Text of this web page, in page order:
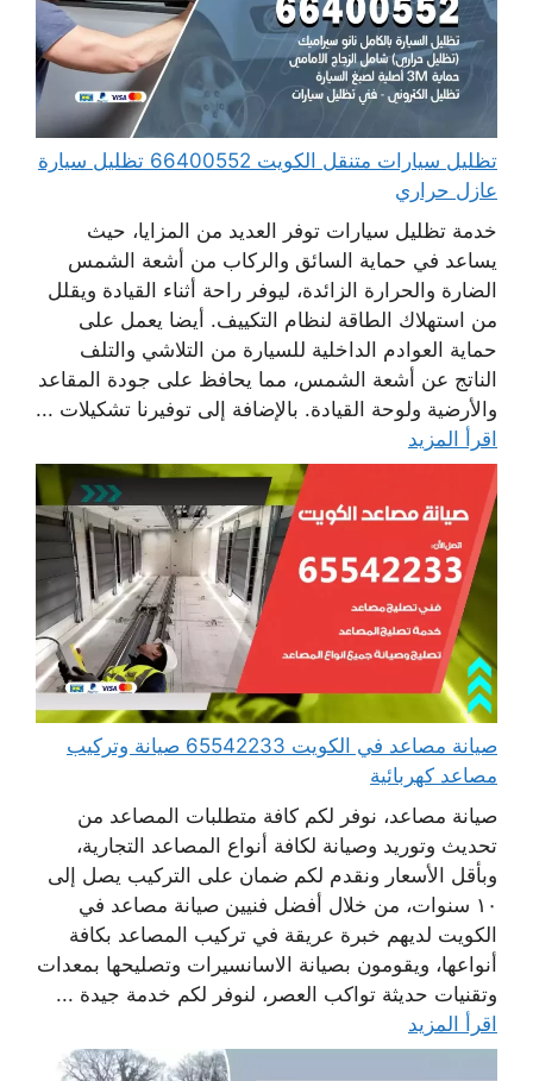
تظليل سيارات متنقل الكويت 66400552 تظليل سيارة
عازل حراري
خدمة تظليل سيارات توفر العديد من المزايا، حيث
يساعد في حماية السائق والركاب من أشعة الشمس
الضارة والحرارة الزائدة، ليوفر راحة أثناء القيادة ويقلل
من استهلاك الطاقة لنظام التكييف. أيضا يعمل على
حماية العوادم الداخلية للسيارة من التلاشي والتلف
الناتج عن أشعة الشمس، مما يحافظ على جودة المقاعد
والأرضية ولوحة القيادة. بالإضافة إلى توفيرنا تشكيلات ...
اقرأ المزيد
صيانة مصاعد في الكويت 65542233 صيانة وتركيب
مصاعد كهربائية
صيانة مصاعد، نوفر لكم كافة متطلبات المصاعد من
تحديث وتوريد وصيانة لكافة أنواع المصاعد التجارية،
وبأقل الأسعار ونقدم لكم ضمان على التركيب يصل إلى
١٠ سنوات، من خلال أفضل فنيين صيانة مصاعد في
الكويت لديهم خبرة عريقة في تركيب المصاعد بكافة
أنواعها، ويقومون بصيانة الاسانسيرات وتصليحها بمعدات
وتقنيات حديثة تواكب العصر، لنوفر لكم خدمة جيدة ...
اقرأ المزيد